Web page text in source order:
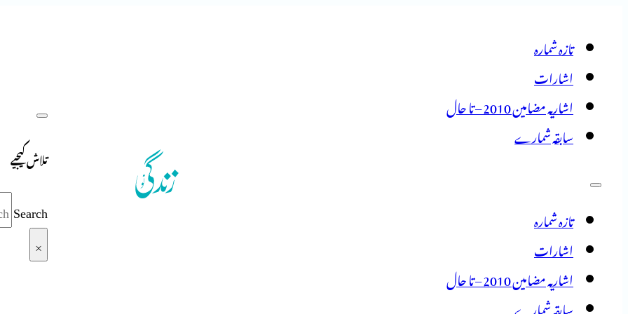
تازہ شمارہ
اشارات
اشاریہ مضامین 2010 – تا حال
سابقہ شمارے
تازہ شمارہ
اشارات
اشاریہ مضامین 2010 – تا حال
سابقہ شمارے
تلاش کیجیے
Search
×